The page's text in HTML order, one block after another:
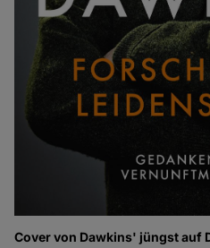
Cover von Dawkins' jüngst auf